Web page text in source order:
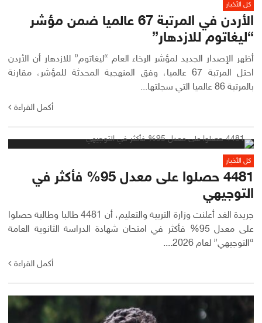
كل الأخبار
الأردن في المرتبة 67 عالميا ضمن مؤشر
“ليغاتوم للازدهار”
أظهر الإصدار الجديد لمؤشر الرخاء العام “ليغاتوم” للازدهار أن الأردن
احتل المرتبة 67 عالميا، وفق المنهجية المحدثة للمؤشر، مقارنة
بالمرتبة 86 عالميا التي سجلتها...
أكمل القراءة
كل الأخبار
4481 حصلوا على معدل 95% فأكثر في
التوجيهي
جريدة الغد أعلنت وزارة التربية والتعليم، أن 4481 طالبا وطالبة حصلوا
على معدل 95% فأكثر في امتحان شهادة الدراسة الثانوية العامة
“التوجيهي” لعام 2026....
أكمل القراءة